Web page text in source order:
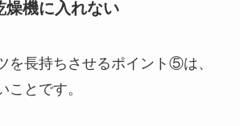
機に入れない
を長持ちさせるポイント⑤は、
ことです。